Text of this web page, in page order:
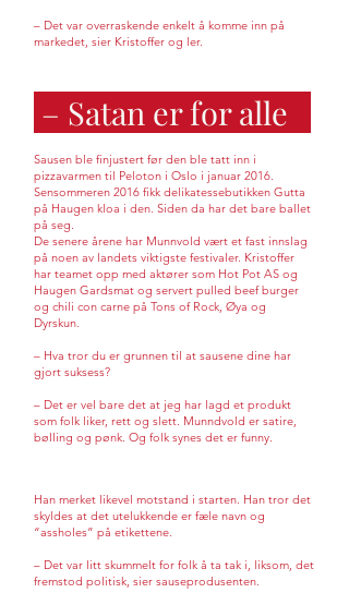
– Det var overraskende enkelt å komme inn på
markedet, sier Kristoffer og ler.
– Satan er for alle
Sausen ble finjustert før den ble tatt inn i
pizzavarmen til Peloton i Oslo i januar 2016.
Sensommeren 2016 fikk delikatessebutikken Gutta
på Haugen kloa i den. Siden da har det bare ballet
på seg.
De senere årene har Munnvold vært et fast innslag
på noen av landets viktigste festivaler. Kristoffer
har teamet opp med aktører som Hot Pot AS og
Haugen Gardsmat og servert pulled beef burger
og chili con carne på Tons of Rock, Øya og
Dyrskun.
– Hva tror du er grunnen til at sausene dine har
gjort suksess?
– Det er vel bare det at jeg har lagd et produkt
som folk liker, rett og slett. Munndvold er satire,
bølling og pønk. Og folk synes det er funny.
Han merket likevel motstand i starten. Han tror det
skyldes at det utelukkende er fæle navn og
“assholes” på etikettene.
– Det var litt skummelt for folk å ta tak i, liksom, det
fremstod politisk, sier sauseprodusenten.